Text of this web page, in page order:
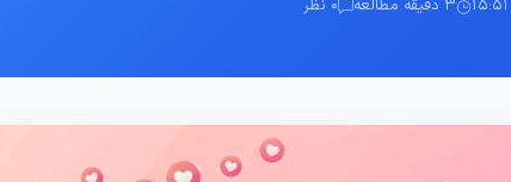
3 دقیقه مطالعه 0 نظر